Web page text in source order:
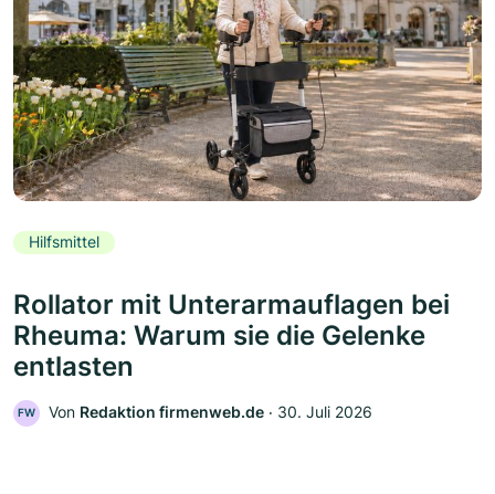
Hilfsmittel
Rollator mit Unterarmauflagen bei
Rheuma: Warum sie die Gelenke
entlasten
FW Von Redaktion firmenweb.de ‧ 30. Juli 2026